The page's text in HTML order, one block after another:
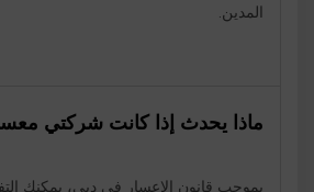
المدين.
ماذا يحدث إذا كانت شركتي
بموجب قانون الإعسار في دبي، يمكنك